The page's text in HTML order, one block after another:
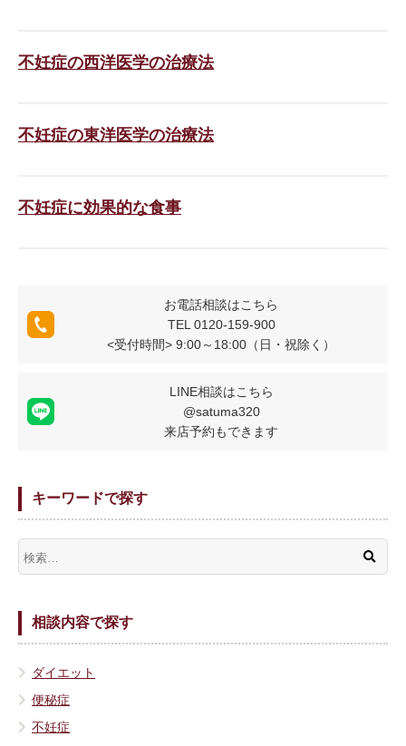
不妊症の西洋医学の治療法
不妊症の東洋医学の治療法
不妊症に効果的な食事
お電話相談はこちら
TEL 0120-159-900
<受付時間> 9:00～18:00（日・祝除く）
LINE相談はこちら
@satuma320
来店予約もできます
キーワードで探す
相談内容で探す
ダイエット
便秘症
不妊症